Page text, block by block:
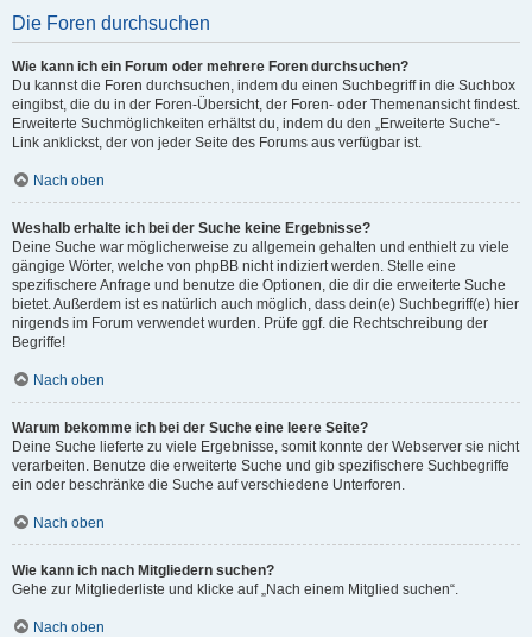
Die Foren durchsuchen
Wie kann ich ein Forum oder mehrere Foren durchsuchen?
Du kannst die Foren durchsuchen, indem du einen Suchbegriff in die Suchbox
eingibst, die du in der Foren-Übersicht, der Foren- oder Themenansicht findest.
Erweiterte Suchmöglichkeiten erhältst du, indem du den „Erweiterte Suche“-
Link anklickst, der von jeder Seite des Forums aus verfügbar ist.
Nach oben
Weshalb erhalte ich bei der Suche keine Ergebnisse?
Deine Suche war möglicherweise zu allgemein gehalten und enthielt zu viele
gängige Wörter, welche von phpBB nicht indiziert werden. Stelle eine
spezifischere Anfrage und benutze die Optionen, die dir die erweiterte Suche
bietet. Außerdem ist es natürlich auch möglich, dass dein(e) Suchbegriff(e) hier
nirgends im Forum verwendet wurden. Prüfe ggf. die Rechtschreibung der
Begriffe!
Nach oben
Warum bekomme ich bei der Suche eine leere Seite?
Deine Suche lieferte zu viele Ergebnisse, somit konnte der Webserver sie nicht
verarbeiten. Benutze die erweiterte Suche und gib spezifischere Suchbegriffe
ein oder beschränke die Suche auf verschiedene Unterforen.
Nach oben
Wie kann ich nach Mitgliedern suchen?
Gehe zur Mitgliederliste und klicke auf „Nach einem Mitglied suchen“.
Nach oben